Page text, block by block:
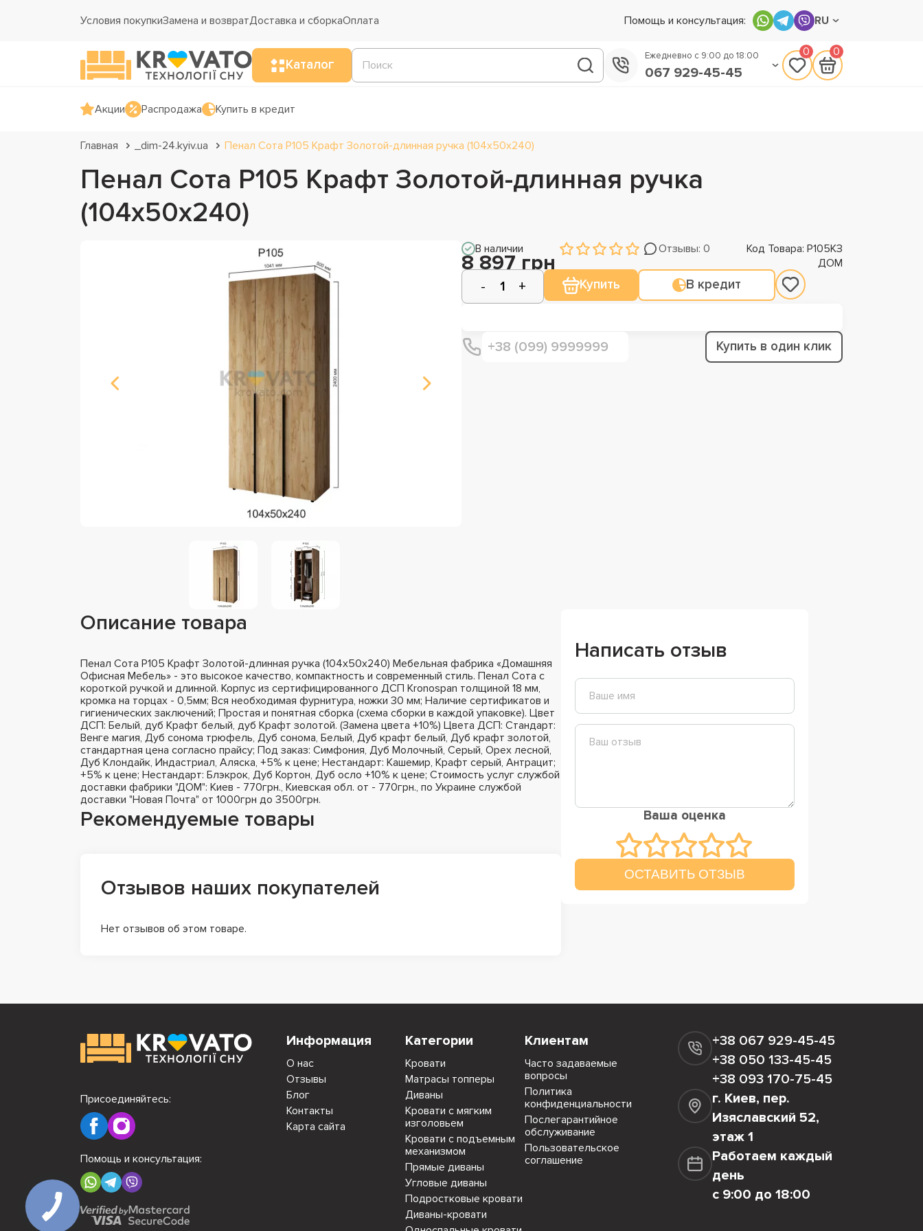
Условия покупкиЗамена и возвратДоставка и сборкаОплата Помощь и консультация: RU
Каталог
Ежедневно с 9:00 до 18:00
067 929-45-45
0 0
Акции Распродажа Купить в кредит
Главная _dim-24.kyiv.ua Пенал Сота Р105 Крафт Золотой-длинная ручка (104х50х240)
Пенал Сота Р105 Крафт Золотой-длинная ручка
(104х50х240)
В наличии Отзывы: 0 Код Товара: Р105КЗ
8 897 грн ДОМ
Купить В кредит
Купить в один клик
Описание товара
Пенал Сота Р105 Крафт Золотой-длинная ручка (104х50х240) Мебельная фабрика «Домашняя
Офисная Мебель» - это высокое качество, компактность и современный стиль. Пенал Сота с
короткой ручкой и длинной. Корпус из сертифицированного ДСП Kronospan толщиной 18 мм,
кромка на торцах - 0,5мм; Вся необходимая фурнитура, ножки 30 мм; Наличие сертификатов и
гигиенических заключений; Простая и понятная сборка (схема сборки в каждой упаковке). Цвет
ДСП: Белый, дуб Крафт белый, дуб Крафт золотой. (Замена цвета +10%) Цвета ДСП: Стандарт:
Венге магия, Дуб сонома трюфель, Дуб сонома, Белый, Дуб крафт белый, Дуб крафт золотой,
стандартная цена согласно прайсу; Под заказ: Симфония, Дуб Молочный, Серый, Орех лесной,
Дуб Клондайк, Индастриал, Аляска, +5% к цене; Нестандарт: Кашемир, Крафт серый, Антрацит;
+5% к цене; Нестандарт: Блэкрок, Дуб Кортон, Дуб осло +10% к цене; Стоимость услуг службой
доставки фабрики "ДОМ": Киев - 770грн., Киевская обл. от - 770грн., по Украине службой
доставки "Новая Почта" от 1000грн до 3500грн.
Рекомендуемые товары
Отзывов наших покупателей
Нет отзывов об этом товаре.
Написать отзыв
Ваша оценка
ОСТАВИТЬ ОТЗЫВ
Информация
О нас
Отзывы
Блог
Контакты
Карта сайта
Категории
Кровати
Матрасы топперы
Диваны
Кровати с мягким
изголовьем
Кровати с подъемным
механизмом
Прямые диваны
Угловые диваны
Подростковые кровати
Диваны-кровати
Клиентам
Часто задаваемые
вопросы
Политика
конфиденциальности
Послегарантийное
обслуживание
Пользовательское
соглашение
+38 067 929-45-45
+38 050 133-45-45
+38 093 170-75-45
г. Киев, пер.
Изяславский 52,
этаж 1
Работаем каждый
день
с 9:00 до 18:00
Присоединяйтесь:
Помощь и консультация: